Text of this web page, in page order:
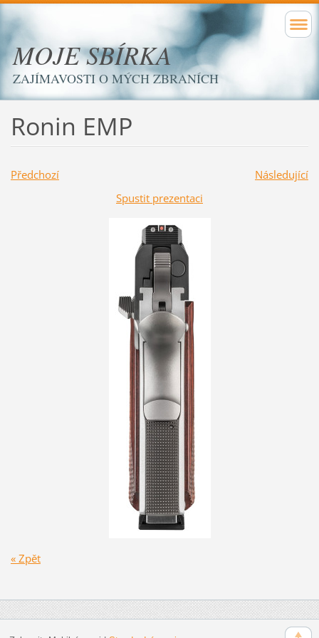
MOJE SBÍRKA
ZAJÍMAVOSTI O MÝCH ZBRANÍCH
Ronin EMP
Předchozí
Následující
Spustit prezentaci
« Zpět